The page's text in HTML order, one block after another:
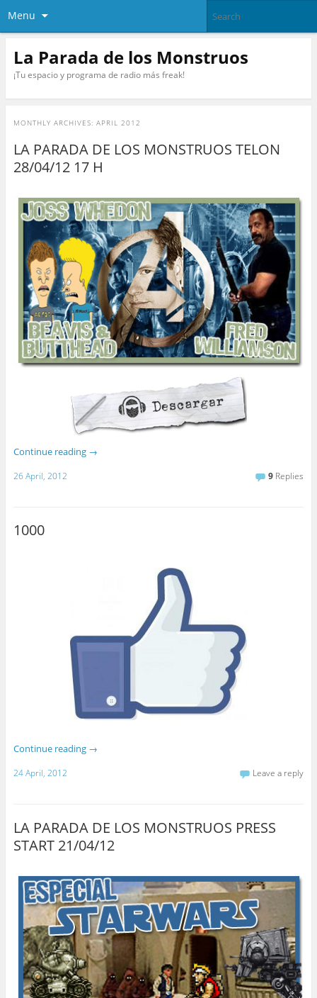
Menu
La Parada de los Monstruos
¡Tu espacio y programa de radio más freak!
MONTHLY ARCHIVES: APRIL 2012
LA PARADA DE LOS MONSTRUOS TELON
28/04/12 17 H
Continue reading →
26 April, 2012 9 Replies
1000
Continue reading →
24 April, 2012 Leave a reply
LA PARADA DE LOS MONSTRUOS PRESS
START 21/04/12